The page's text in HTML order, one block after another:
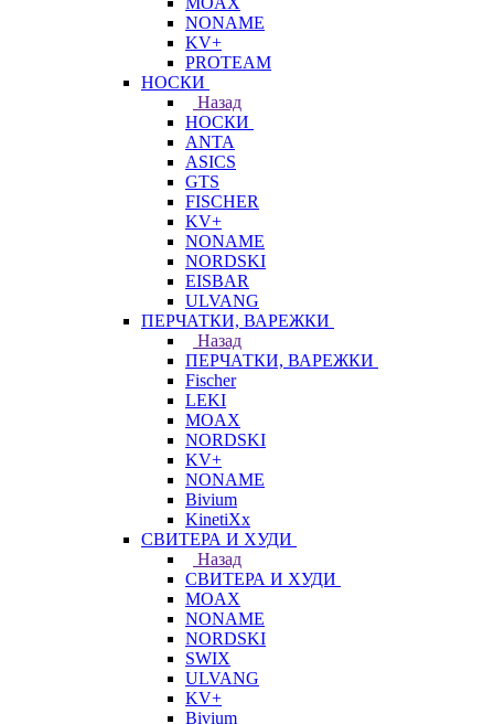
NONAME
KV+
PROTEAM
НОСКИ
Назад
НОСКИ
ANTA
ASICS
GTS
FISCHER
KV+
NONAME
NORDSKI
EISBAR
ULVANG
ПЕРЧАТКИ, ВАРЕЖКИ
Назад
ПЕРЧАТКИ, ВАРЕЖКИ
Fischer
LEKI
MOAX
NORDSKI
KV+
NONAME
Bivium
KinetiXx
СВИТЕРА И ХУДИ
Назад
СВИТЕРА И ХУДИ
MOAX
NONAME
NORDSKI
SWIX
ULVANG
KV+
Bivium